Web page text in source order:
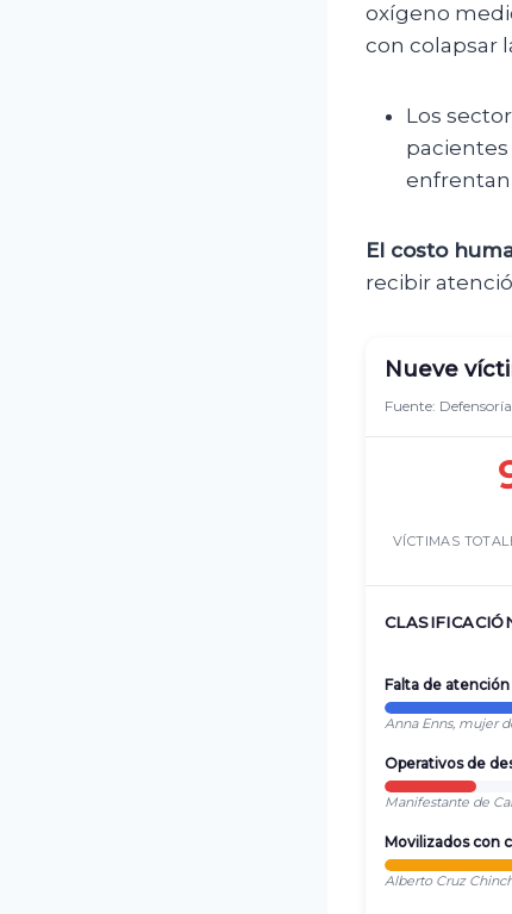
oxígeno
con colapsar
Los
enfrentan
El costo
recibir
Nueve
Fuente:
VÍCTIMAS
Falta de
Anna Enns, mujer
Operativos de
Manifestante de
Movilizados con
Alberto Cruz